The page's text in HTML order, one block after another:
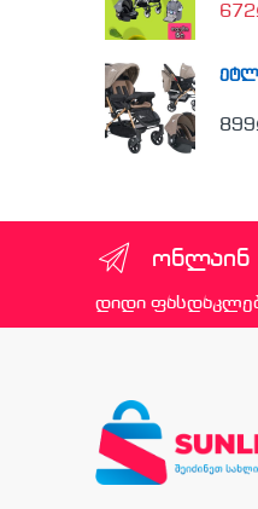
672
899
ონლაინ
დიდი